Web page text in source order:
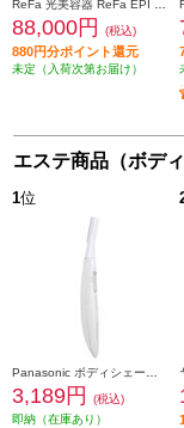
88,000円 (税込)
880円分ポイント還元
未定（入荷次第お届け）
エステ商品（ボデ
1位
3,189円
(税込)
即納（在庫あり）